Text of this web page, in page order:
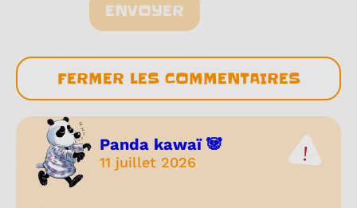
ENVOYER
FERMER LES COMMENTAIRES
Panda kawaï 🐼
11 juillet 2026